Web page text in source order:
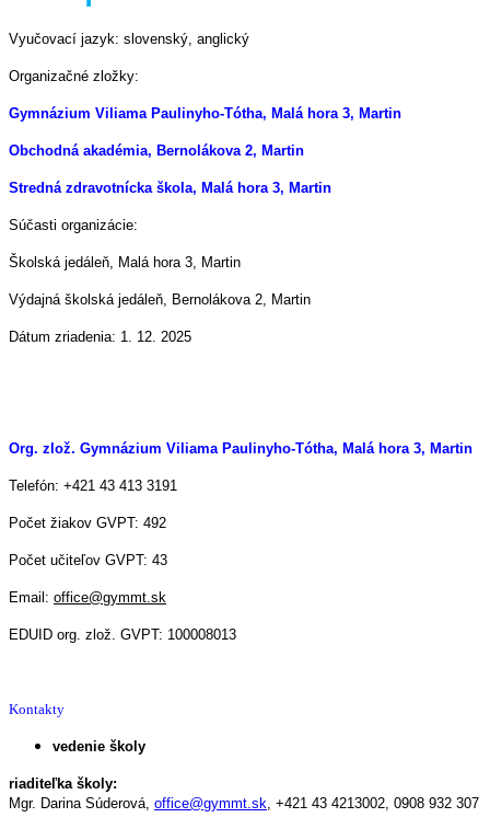
Vyučovací jazyk: slovenský, anglický
Organizačné zložky:
Gymnázium Viliama Paulinyho-Tótha, Malá hora 3, Martin
Obchodná akadémia, Bernolákova 2, Martin
Stredná zdravotnícka škola, Malá hora 3, Martin
Súčasti organizácie:
Školská jedáleň, Malá hora 3, Martin
Výdajná školská jedáleň, Bernolákova 2, Martin
Dátum zriadenia: 1. 12. 2025
Org. zlož. Gymnázium Viliama Paulinyho-Tótha, Malá hora 3, Martin
Telefón: +421 43 413 3191
Počet žiakov GVPT: 492
Počet učiteľov GVPT: 43
Email: office@gymmt.sk
EDUID org. zlož. GVPT: 100008013
Kontakty
vedenie školy
riaditeľka školy:
Mgr. Darina Súderová, office@gymmt.sk, +421 43 4213002, 0908 932 307